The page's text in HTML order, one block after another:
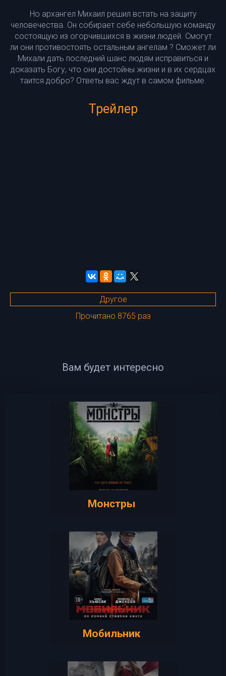
Но архангел Михаил решил встать на защиту
человечества. Он собирает себе небольшую команду
состоящую из огорчившихся в жизни людей. Смогут
ли они противостоять остальным ангелам ? Сможет ли
Михали дать последний шанс людям исправиться и
доказать Богу, что они достойны жизни и в их сердцах
таится добро? Ответы вас ждут в самом фильме.
Трейлер
Другое
Прочитано 8765 раз
Вам будет интересно
Монстры
Мобильник